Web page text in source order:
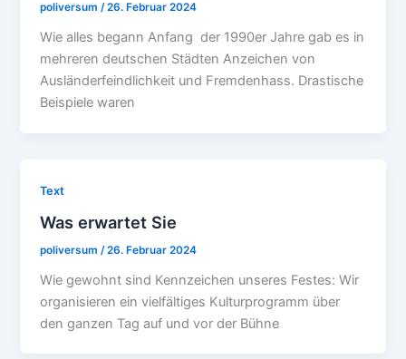
poliversum/26. Februar 2024
Wie alles begann Anfang der 1990er Jahre gab es in
mehreren deutschen Städten Anzeichen von
Ausländerfeindlichkeit und Fremdenhass. Drastische
Beispiele waren
Text
Was erwartet Sie
poliversum /26. Februar 2024
Wie gewohnt sind Kennzeichen unseres Festes: Wir
organisieren ein vielfältiges Kulturprogramm über
den ganzen Tag auf und vor der Bühne